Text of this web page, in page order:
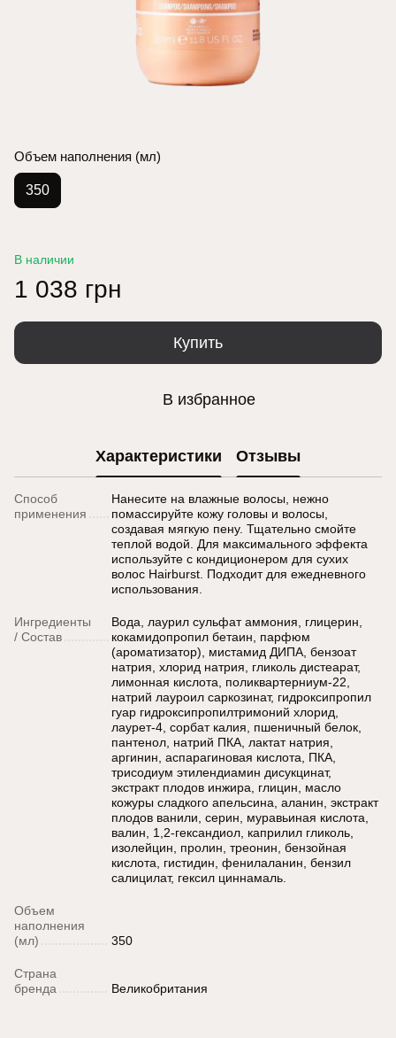
Объем наполнения (мл)
350
В наличии
1 038 грн
Купить
В избранное
Характеристики Отзывы
Способ
применения
Нанесите на влажные волосы, нежно
помассируйте кожу головы и волосы,
создавая мягкую пену. Тщательно смойте
теплой водой. Для максимального эффекта
используйте с кондиционером для сухих
волос Hairburst. Подходит для ежедневного
использования.
Ингредиенты
/ Состав
Вода, лаурил сульфат аммония, глицерин,
кокамидопропил бетаин, парфюм
(ароматизатор), мистамид ДИПА, бензоат
натрия, хлорид натрия, гликоль дистеарат,
лимонная кислота, поликвартерниум-22,
натрий лауроил саркозинат, гидроксипропил
гуар гидроксипропилтримоний хлорид,
лаурет-4, сорбат калия, пшеничный белок,
пантенол, натрий ПКА, лактат натрия,
аргинин, аспарагиновая кислота, ПКА,
трисодиум этилендиамин дисукцинат,
экстракт плодов инжира, глицин, масло
кожуры сладкого апельсина, аланин, экстракт
плодов ванили, серин, муравьиная кислота,
валин, 1,2-гександиол, каприлил гликоль,
изолейцин, пролин, треонин, бензойная
кислота, гистидин, фенилаланин, бензил
салицилат, гексил циннамаль.
Объем
наполнения
(мл)
350
Страна
бренда
Великобритания